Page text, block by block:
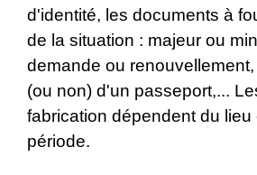
d'identité, les documents à
de la situation : majeur ou
demande ou
(ou non) d'un passeport,...
fabrication dépendent du lieu
période.